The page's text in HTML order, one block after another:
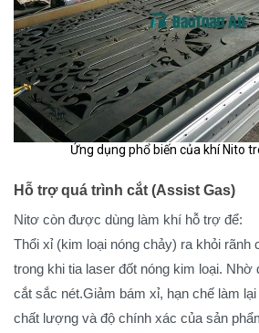
Ứng dụng phổ biến của khí Nito
Hỗ trợ quá trình cắt (Assist Gas)
Nitơ còn được dùng làm khí hỗ trợ để:
Thổi xỉ (kim loại nóng chảy) ra khỏi rãnh
trong khi tia laser đốt nóng kim loại.
cắt sắc nét.Giảm bám xỉ, hạn chế làm
chất lượng và độ chính xác của sản